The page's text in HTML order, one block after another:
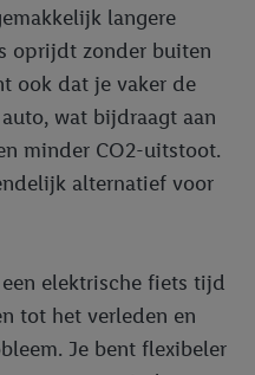
langere
oprijdt zonder buiten
ook dat je vaker de
wat bijdraagt aan
minder CO2-uitstoot.
alternatief voor
elektrische fiets tijd
tot het verleden en
Je bent flexibeler